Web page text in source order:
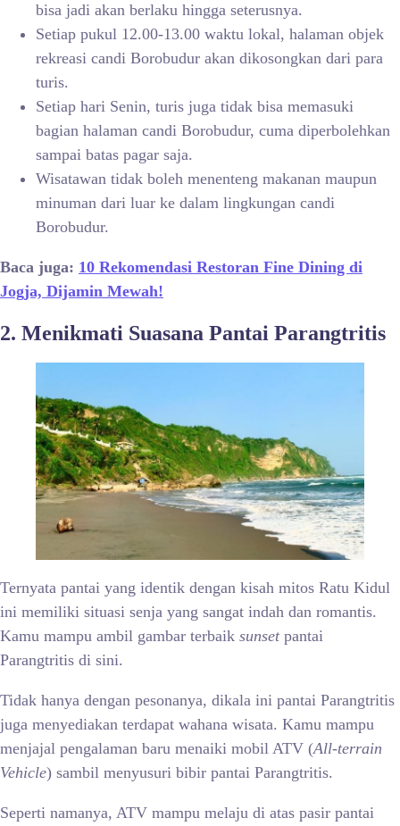
bisa jadi akan berlaku hingga seterusnya.
Setiap pukul 12.00-13.00 waktu lokal, halaman objek
rekreasi candi Borobudur akan dikosongkan dari para
turis.
Setiap hari Senin, turis juga tidak bisa memasuki
bagian halaman candi Borobudur, cuma diperbolehkan
sampai batas pagar saja.
Wisatawan tidak boleh menenteng makanan maupun
minuman dari luar ke dalam lingkungan candi
Borobudur.
Baca juga: 10 Rekomendasi Restoran Fine Dining di
Jogja, Dijamin Mewah!
2. Menikmati Suasana Pantai Parangtritis
Ternyata pantai yang identik dengan kisah mitos Ratu Kidul
ini memiliki situasi senja yang sangat indah dan romantis.
Kamu mampu ambil gambar terbaik sunset pantai
Parangtritis di sini.
Tidak hanya dengan pesonanya, dikala ini pantai Parangtritis
juga menyediakan terdapat wahana wisata. Kamu mampu
menjajal pengalaman baru menaiki mobil ATV (All-terrain
Vehicle) sambil menyusuri bibir pantai Parangtritis.
Seperti namanya, ATV mampu melaju di atas pasir pantai